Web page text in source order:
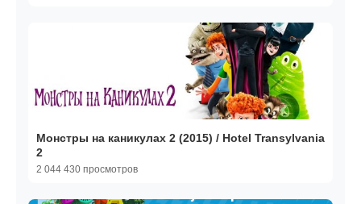
Монстры на каникулах 2 (2015) / Hotel Transylvania
2
2 044 430 просмотров